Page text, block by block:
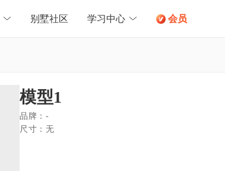
别墅社区 学习中心 会员
模型1
品牌： -
尺寸： 无